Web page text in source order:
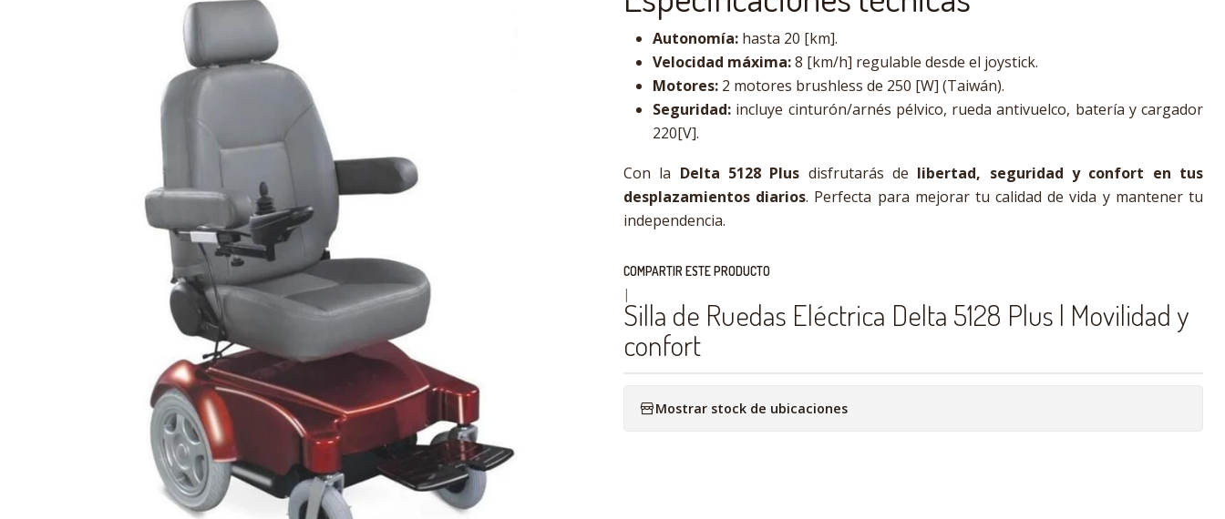
Autonomía: hasta 20 [km].
Velocidad máxima:8 [km/h] regulable desde el joystick.
Motores: 2 motores brushless de 250 [W] (Taiwán).
Seguridad: incluye cinturón/arnés pélvico, rueda antivuelco, batería y cargador
220[V].
Con la Delta 5128 Plus disfrutarás de libertad, seguridad y confort en tus
desplazamientos diarios. Perfecta para mejorar tu calidad de vida y mantener tu
independencia.
COMPARTIR ESTE PRODUCTO
|
Silla de Ruedas Eléctrica Delta 5128 Plus | Movilidad y
confort
Mostrar stock de ubicaciones